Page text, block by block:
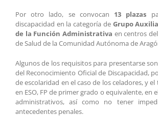
Por otro lado, se convocan 13 plazas
discapacidad en la categoría de Grupo
de la Función Administrativa en centros
de Salud de la Comunidad Autónoma de
Algunos de los requisitos para presentarse
del Reconocimiento Oficial de Discapacidad,
de escolaridad en el caso de los celadores, y
en ESO, FP de primer grado o equivalente, en
administrativos, así como no tener
antecedentes penales.